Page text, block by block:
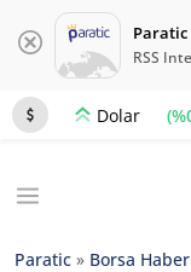
Paratic
RSS
Dolar
Paratic » Borsa